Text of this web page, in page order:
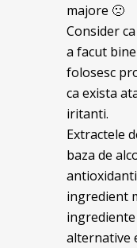
majore 🙁
Consider
a facut
folosesc
ca exista
iritanti.
Extractele
baza de
ingredient
alternative